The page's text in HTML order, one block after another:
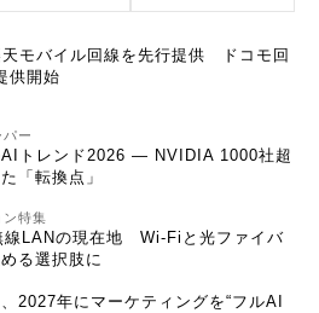
天モバイル回線を先行提供 ドコモ回
供開始
ー
AIトレンド2026 ― NVIDIA 1000社超
「転換点」
ン特集
線LANの現在地 Wi-Fiと光ファイバ
る選択肢に
2027年にマーケティングを“フルAI